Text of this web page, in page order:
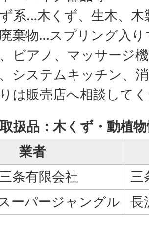
系…木くず、生木、木
棄物…スプリング入
ビアノ、マッサージ
システムキッチン、
は販売店へ相談して
扱品：木くず・動植
業者
条有限会社
三
ーパージャングル
長